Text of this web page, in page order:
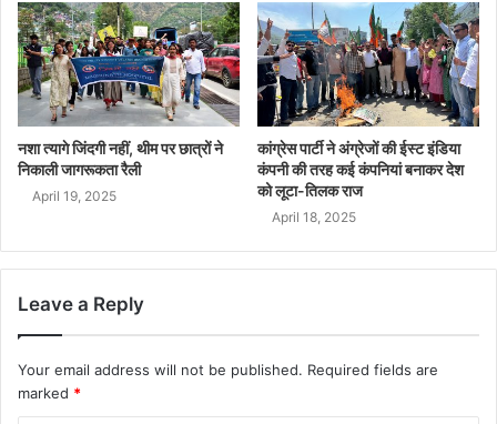
नशा त्यागे जिंदगी नहीं, थीम पर छात्रों ने
निकाली जागरूकता रैली
April 19, 2025
कांग्रेस पार्टी ने अंग्रेजों की ईस्ट इंडिया
कंपनी की तरह कई कंपनियां बनाकर देश
को लूटा-तिलक राज
April 18, 2025
Leave a Reply
Your email address will not be published. Required fields are
marked *